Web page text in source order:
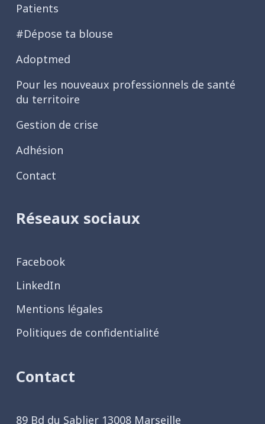
Patients
#Dépose ta blouse
Adoptmed
Pour les nouveaux professionnels de santé
du territoire
Gestion de crise
Adhésion
Contact
Réseaux sociaux
Facebook
LinkedIn
Mentions légales
Politiques de confidentialité
Contact
89 Bd du Sablier 13008 Marseille